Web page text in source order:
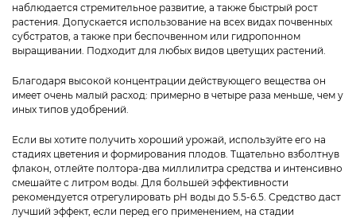
наблюдается стремительное развитие, а также быстрый рост
растения. Допускается использование на всех видах почвенных
субстратов, а также при беспочвенном или гидропонном
выращивании. Подходит для любых видов цветущих растений.
Благодаря высокой концентрации действующего вещества он
имеет очень малый расход: примерно в четыре раза меньше, чем у
иных типов удобрений.
Если вы хотите получить хороший урожай, используйте его на
стадиях цветения и формирования плодов. Тщательно взболтнув
флакон, отлейте полтора-два миллилитра средства и интенсивно
смешайте с литром воды. Для большей эффективности
рекомендуется отрегулировать pH воды до 5.5-6.5. Средство даст
лучший эффект, если перед его применением, на стадии